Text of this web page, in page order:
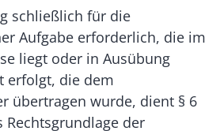
schließlich für die
Aufgabe erforderlich, die im
liegt oder in Ausübung
erfolgt, die dem
übertragen wurde, dient § 6
Rechtsgrundlage der